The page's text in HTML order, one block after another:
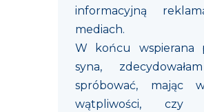
informacyjną
mediach.
W końcu wspierana
syna,
spróbować, mając
wątpliwości, czy